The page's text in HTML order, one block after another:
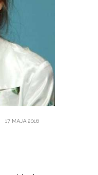
17 MAJA 2016